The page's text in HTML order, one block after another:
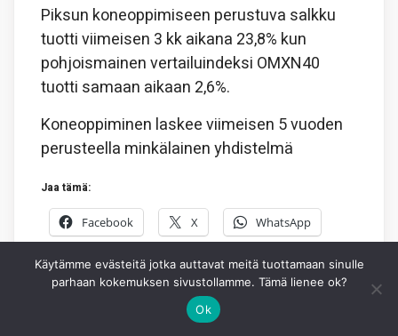
Piksun koneoppimiseen perustuva salkku
tuotti viimeisen 3 kk aikana 23,8% kun
pohjoismainen vertailuindeksi OMXN40
tuotti samaan aikaan 2,6%.
Koneoppiminen laskee viimeisen 5 vuoden
perusteella minkälainen yhdistelmä
Jaa tämä:
Facebook X WhatsApp
3.8.2026 PIKSU TOIMITUS
Käytämme evästeitä jotka auttavat meitä tuottamaan sinulle
parhaan kokemuksen sivustollamme. Tämä lienee ok?
Ok